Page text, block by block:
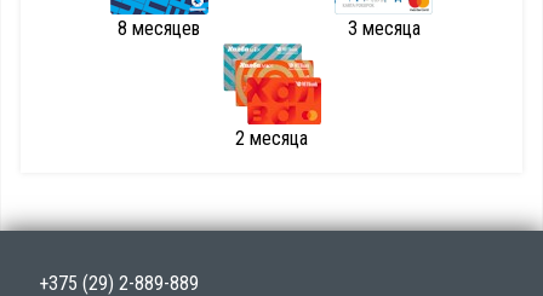
8 месяцев 3 месяца
2 месяца
+375 (29) 2-889-889